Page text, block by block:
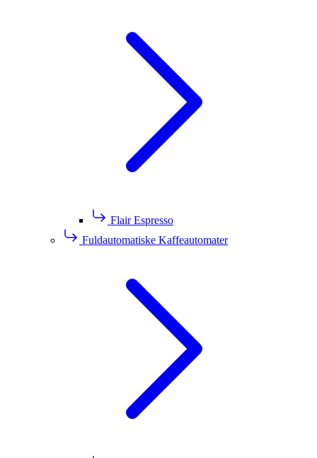
Flair Espresso
Fuldautomatiske Kaffeautomater